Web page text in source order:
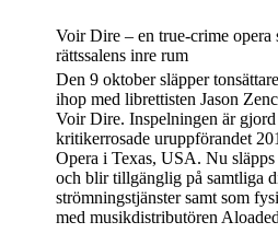
Voir Dire – en true-crime opera
rättssalens inre rum
Den 9 oktober släpper
ihop med librettisten Jason
Voir Dire. Inspelningen är gjord
kritikerrosade uruppförandet
Opera i Texas, USA. Nu
och blir tillgänglig på samtliga
strömningstjänster samt som
med musikdistributören